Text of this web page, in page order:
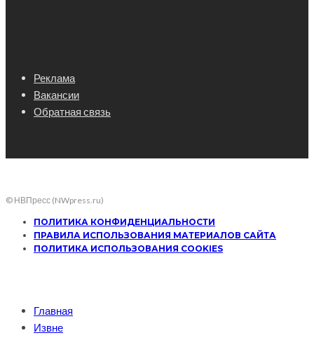
Реклама
Вакансии
Обратная связь
© НВПресс (NWpress.ru)
ПОЛИТИКА КОНФИДЕНЦИАЛЬНОСТИ
ПРАВИЛА ИСПОЛЬЗОВАНИЯ МАТЕРИАЛОВ САЙТА
ПОЛИТИКА ИСПОЛЬЗОВАНИЯ COOKIES
Главная
Извне